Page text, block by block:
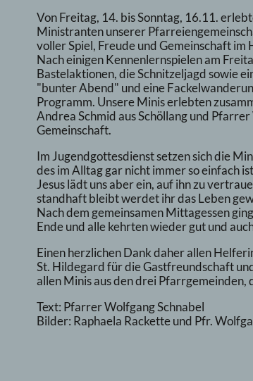
Von Freitag, 14. bis Sonntag, 16.11.
Ministranten unserer
voller Spiel, Freude und Gemeinschaft im
Nach einigen Kennenlernspielen am
Bastelaktionen, die Schnitzeljagd sowie
"bunter Abend" und eine
Programm. Unsere Minis erlebten
Andrea Schmid aus Schöllang und
Gemeinschaft.
Im Jugendgottesdienst setzen sich die
des im Alltag gar nicht immer so einfach
Jesus lädt uns aber ein, auf ihn zu
standhaft bleibt werdet ihr das Leben
Nach dem gemeinsamen Mittagessen
Ende und alle kehrten wieder gut und
Einen herzlichen Dank daher allen
St. Hildegard für die Gastfreundschaft
allen Minis aus den drei Pfarrgemeinden,
Text: Pfarrer Wolfgang Schnabel
Bilder: Raphaela Rackette und Pfr.